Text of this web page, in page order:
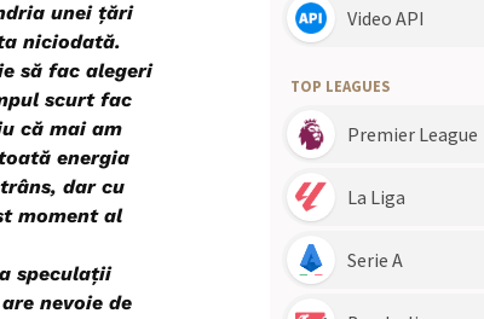
unei țări
niciodată.
să fac alegeri
scurt fac
că mai am
energia
dar cu
moment al
speculații
nevoie de